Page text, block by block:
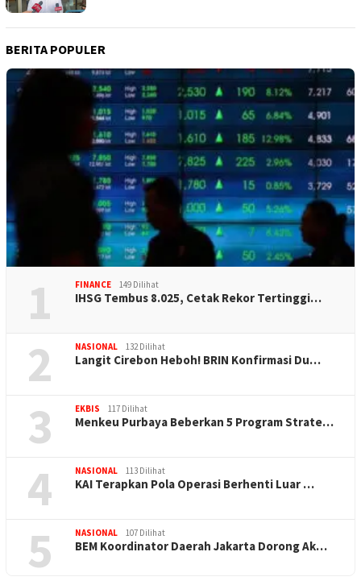
BERITA POPULER
1 FINANCE 149 Dilihat
IHSG Tembus 8.025, Cetak Rekor Tertinggi…
2 NASIONAL 132 Dilihat
Langit Cirebon Heboh! BRIN Konfirmasi Du…
3 EKBIS 117 Dilihat
Menkeu Purbaya Beberkan 5 Program Strate…
4 NASIONAL 113 Dilihat
KAI Terapkan Pola Operasi Berhenti Luar …
5 NASIONAL 107 Dilihat
BEM Koordinator Daerah Jakarta Dorong Ak…